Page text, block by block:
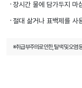
장시간 물에 담가두지 마
절대 삶거나 표백제를 사
※취급 부주의로 인한, 탈색 및 오염